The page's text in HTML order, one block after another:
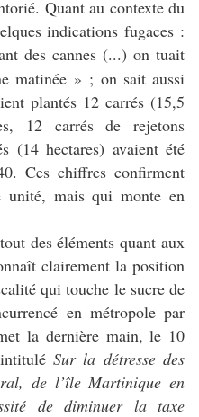
Quant au contexte du
indications fugaces :
des cannes (...) on tuait
matinée » ; on sait aussi
plantés 12 carrés (15,5
12 carrés de rejetons
(14 hectares) avaient été
Ces chiffres confirment
unité, mais qui monte en
éléments quant aux
clairement la position
qui touche le sucre de
en métropole par
la dernière main, le 10
Sur la détresse des
de l’île Martinique en
de diminuer la taxe